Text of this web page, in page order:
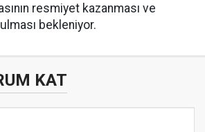
resmiyet kazanması ve
bekleniyor.
KAT